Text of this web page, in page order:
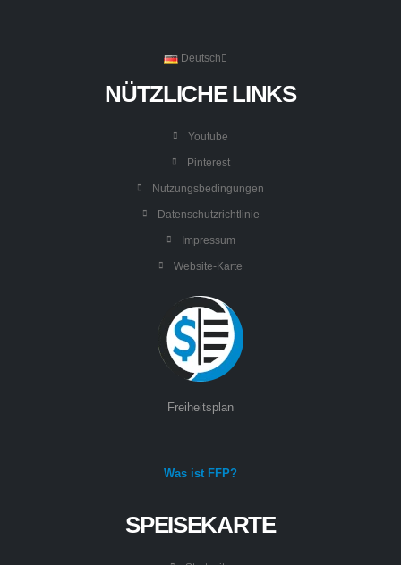
Deutsch
NÜTZLICHE LINKS
Youtube
Pinterest
Nutzungsbedingungen
Datenschutzrichtlinie
Impressum
Website-Karte
Freiheitsplan
Was ist FFP?
SPEISEKARTE